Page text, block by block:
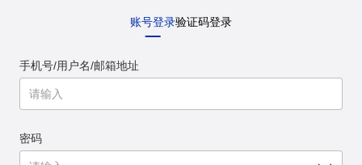
账号登录验证码登录
手机号/用户名/邮箱地址
密码